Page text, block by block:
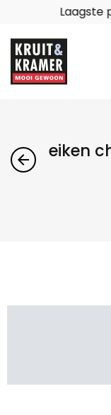
arrow_back
eiken